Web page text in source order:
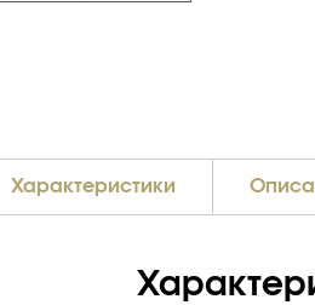
Характеристики